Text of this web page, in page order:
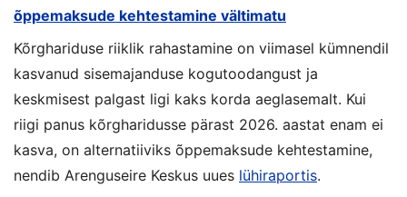
õppemaksude kehtestamine vältimatu
Kõrghariduse riiklik rahastamine on viimasel kümnendil
kasvanud sisemajanduse kogutoodangust ja
keskmisest palgast ligi kaks korda aeglasemalt. Kui
riigi panus kõrgharidusse pärast 2026. aastat enam ei
kasva, on alternatiiviks õppemaksude kehtestamine,
nendib Arenguseire Keskus uues lühiraportis.